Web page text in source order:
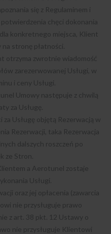
się z Regulaminem i
chęci dokonania
konkretnego miejsca, Klient
stronę płatności.
otrzyma zwrotnie wiadomość
zarezerwowanej Usługi, w
i ceny Usługi.
Umowy następuje z chwilą
za Usługę.
Usługę objętą Rezerwacją w
Rezerwacji, taka Rezerwacja
dalszych roszczeń po
ze Stron.
a Aerotunel zostaje
Usługi.
oraz jej opłacenia (zawarcia
nie przysługuje prawo
z art. 38 pkt. 12 Ustawy o
nie przysługuje Klientowi